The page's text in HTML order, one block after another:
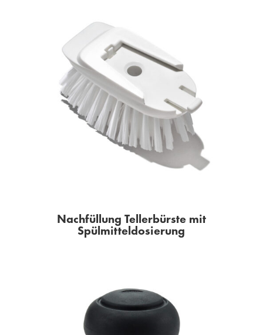
Nachfüllung Tellerbürste mit
Spülmitteldosierung